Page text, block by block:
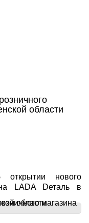
области
нового
LADA Dеталь в